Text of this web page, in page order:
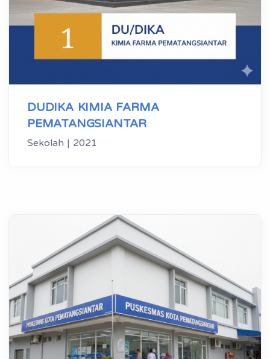
DUDIKA KIMIA FARMA
PEMATANGSIANTAR
Sekolah | 2021